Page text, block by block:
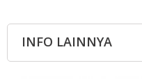
INFO LAINNYA